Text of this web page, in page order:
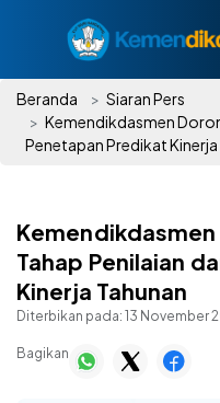
Beranda
Siaran Pers
Kemendikdasmen
Penetapan Predikat Kinerja
Tahap Penilaian
Kinerja Tahunan
Diterbikan pada: 13 November
Bagikan